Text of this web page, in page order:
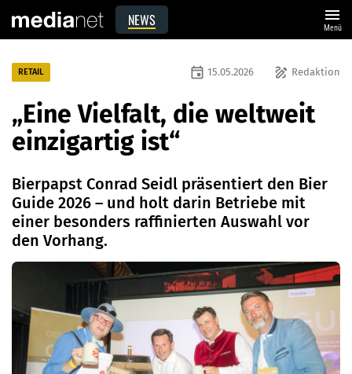
NEWS menu
Menü
RETAIL draw Redaktion
event 15.05.2026
„Eine Vielfalt, die weltweit
einzigartig ist“
Bierpapst Conrad Seidl präsentiert den Bier
Guide 2026 – und holt darin Betriebe mit
einer besonders raffinierten Auswahl vor
den Vorhang.